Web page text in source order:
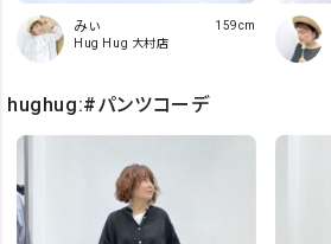
みぃ
Hug Hug 大村店
159cm
hughug:#パンツコーデ